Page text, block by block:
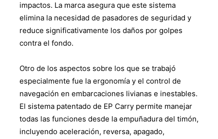
impactos. La marca asegura que este sistema
elimina la necesidad de pasadores de seguridad y
reduce significativamente los daños por golpes
contra el fondo.
Otro de los aspectos sobre los que se trabajó
especialmente fue la ergonomía y el control de
navegación en embarcaciones livianas e inestables.
El sistema patentado de EP Carry permite manejar
todas las funciones desde la empuñadura del timón,
incluyendo aceleración, reversa, apagado,